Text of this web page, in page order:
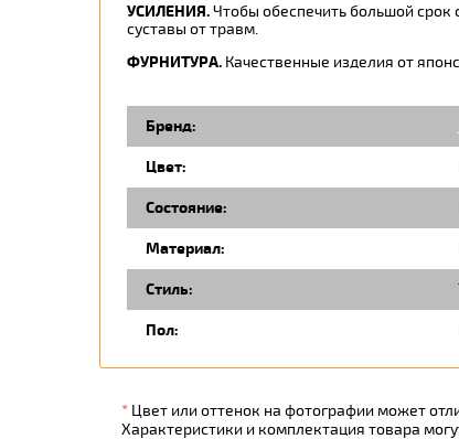
УСИЛЕНИЯ.Чтобы обеспечить большой срок
суставы от травм.
ФУРНИТУРА.Качественные изделия от
Бренд:
Цвет:
Состояние:
Материал:
Стиль:
Пол:
* Цвет или оттенок на фотографии может
Характеристики и комплектация товара